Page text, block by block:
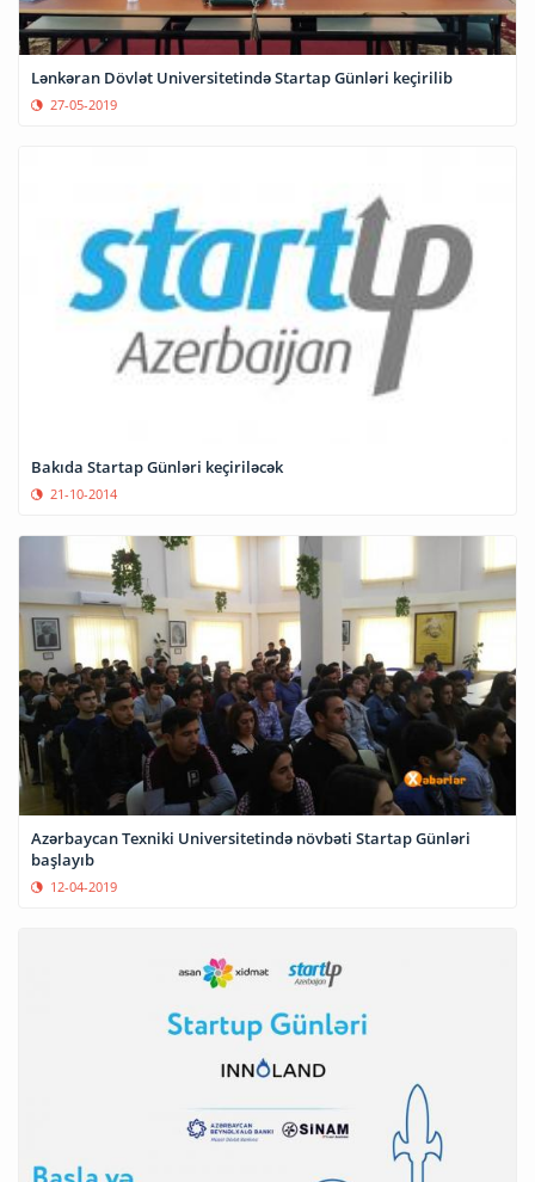
Lənkəran Dövlət Universitetində Startap Günləri keçirilib
27-05-2019
Bakıda Startap Günləri keçiriləcək
21-10-2014
Azərbaycan Texniki Universitetində növbəti Startap Günləri
başlayıb
12-04-2019